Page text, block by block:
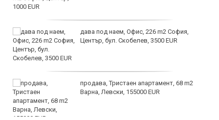
дава под наем, Офис, 226 m2 София,
Център, бул. Скобелев, 3500 EUR
продава, Тристаен апартамент, 68 m2
Варна, Левски, 155000 EUR